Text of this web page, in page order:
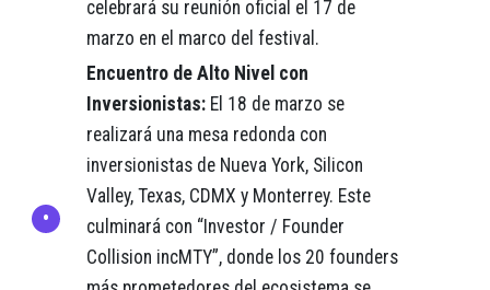
celebrará su reunión oficial el 17 de
marzo en el marco del festival.
Encuentro de Alto Nivel con
Inversionistas: El 18 de marzo se
realizará una mesa redonda con
inversionistas de Nueva York, Silicon
Valley, Texas, CDMX y Monterrey. Este
culminará con “Investor / Founder
Collision incMTY”, donde los 20 founders